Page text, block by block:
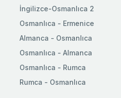
İngilizce-Osmanlıca 2
Osmanlıca - Ermenice
Almanca - Osmanlıca
Osmanlıca - Almanca
Osmanlıca - Rumca
Rumca - Osmanlıca